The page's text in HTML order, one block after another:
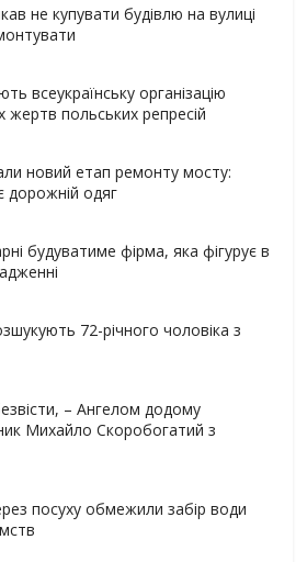
не купувати будівлю на вулиці
всеукраїнську організацію
жертв польських репресій
новий етап ремонту мосту:
дорожній одяг
будуватиме фірма, яка фігурує в
72-річного чоловіка з
– Ангелом додому
Михайло Скоробогатий з
посуху обмежили забір води